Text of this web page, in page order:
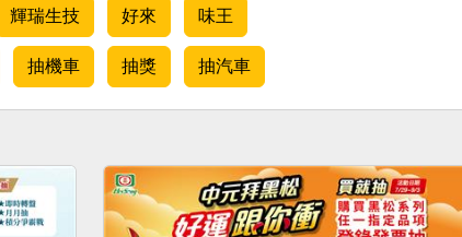
輝瑞生技 好來 味王
抽機車 抽獎 抽汽車